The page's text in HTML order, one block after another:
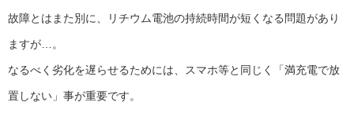
故障とはまた別に、リチウム電池の持続時間が短くなる問題があり
ますが…。
なるべく劣化を遅らせるためには、スマホ等と同じく「満充電で放
置しない」事が重要です。